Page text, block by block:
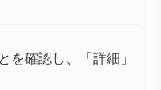
を確認し、「詳細」